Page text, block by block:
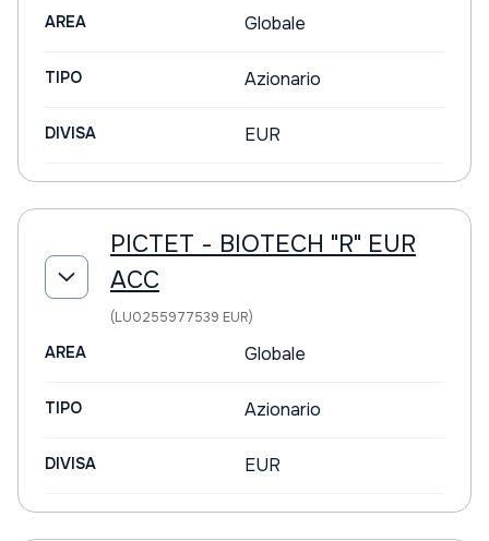
AREA Globale
TIPO Azionario
DIVISA EUR
PICTET - BIOTECH "R" EUR
ACC
(LU0255977539 EUR)
AREA Globale
TIPO Azionario
DIVISA EUR